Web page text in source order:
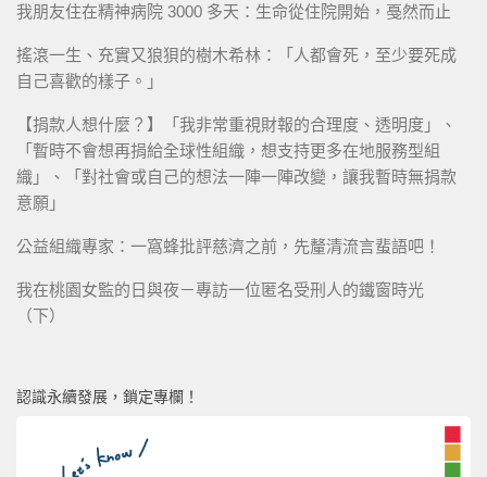
我朋友住在精神病院 3000 多天：生命從住院開始，戞然而止
搖滾一生、充實又狼狽的樹木希林：「人都會死，至少要死成
自己喜歡的樣子。」
【捐款人想什麼？】「我非常重視財報的合理度、透明度」、
「暫時不會想再捐給全球性組織，想支持更多在地服務型組
織」、「對社會或自己的想法一陣一陣改變，讓我暫時無捐款
意願」
公益組織專家：一窩蜂批評慈濟之前，先釐清流言蜚語吧！
我在桃園女監的日與夜－專訪一位匿名受刑人的鐵窗時光
（下）
認識永續發展，鎖定專欄！